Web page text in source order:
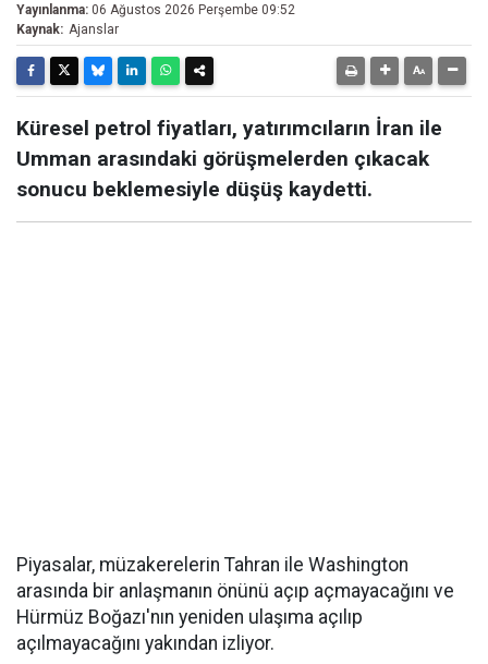
Yayınlanma: 06 Ağustos 2026 Perşembe 09:52
Kaynak: Ajanslar
Küresel petrol fiyatları, yatırımcıların İran ile
Umman arasındaki görüşmelerden çıkacak
sonucu beklemesiyle düşüş kaydetti.
Piyasalar, müzakerelerin Tahran ile Washington
arasında bir anlaşmanın önünü açıp açmayacağını ve
Hürmüz Boğazı'nın yeniden ulaşıma açılıp
açılmayacağını yakından izliyor.